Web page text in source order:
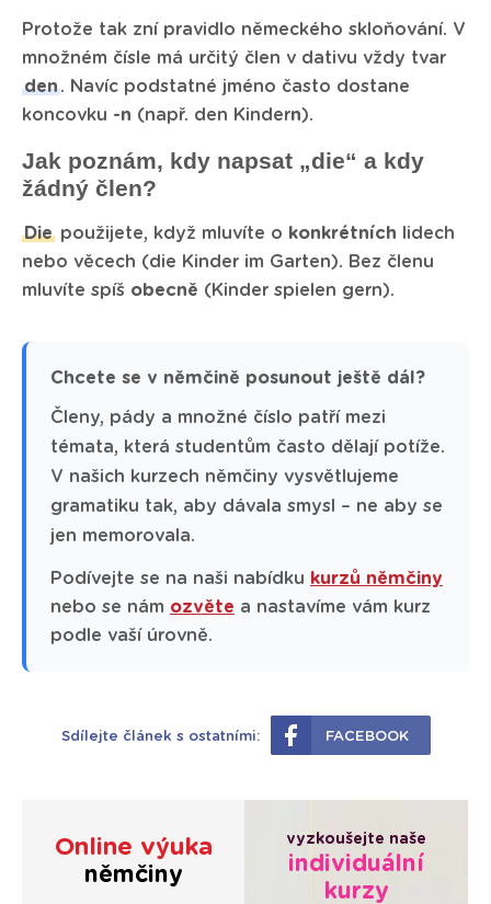
Protože tak zní pravidlo německého skloňování. V
množném čísle má určitý člen v dativu vždy tvar
den. Navíc podstatné jméno často dostane
koncovku -n (např. den Kindern).
Jak poznám, kdy napsat „die“ a kdy
žádný člen?
Die použijete, když mluvíte o konkrétních lidech
nebo věcech (die Kinder im Garten). Bez členu
mluvíte spíš obecně (Kinder spielen gern).
Chcete se v němčině posunout ještě dál?
Členy, pády a množné číslo patří mezi
témata, která studentům často dělají potíže.
V našich kurzech němčiny vysvětlujeme
gramatiku tak, aby dávala smysl – ne aby se
jen memorovala.
Podívejte se na naši nabídku kurzů němčiny
nebo se nám ozvěte a nastavíme vám kurz
podle vaší úrovně.
Sdílejte článek s ostatními: FACEBOOK
Online výuka
němčiny
vyzkoušejte naše
individuální
kurzy